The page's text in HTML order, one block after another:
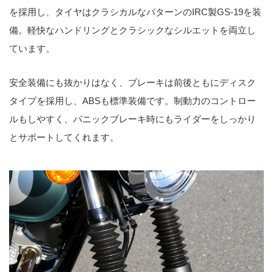
を採用し、タイヤはクラシカルなパターンのIRC製GS-19を装
備。軽快なハンドリングとクラシックなシルエットを両立し
ています。
安全装備にも抜かりはなく、ブレーキは前後ともにディスク
タイプを採用し、ABSも標準装備です。制動力のコントロー
ルもしやすく、パニックブレーキ時にもライダーをしっかり
とサポートしてくれます。